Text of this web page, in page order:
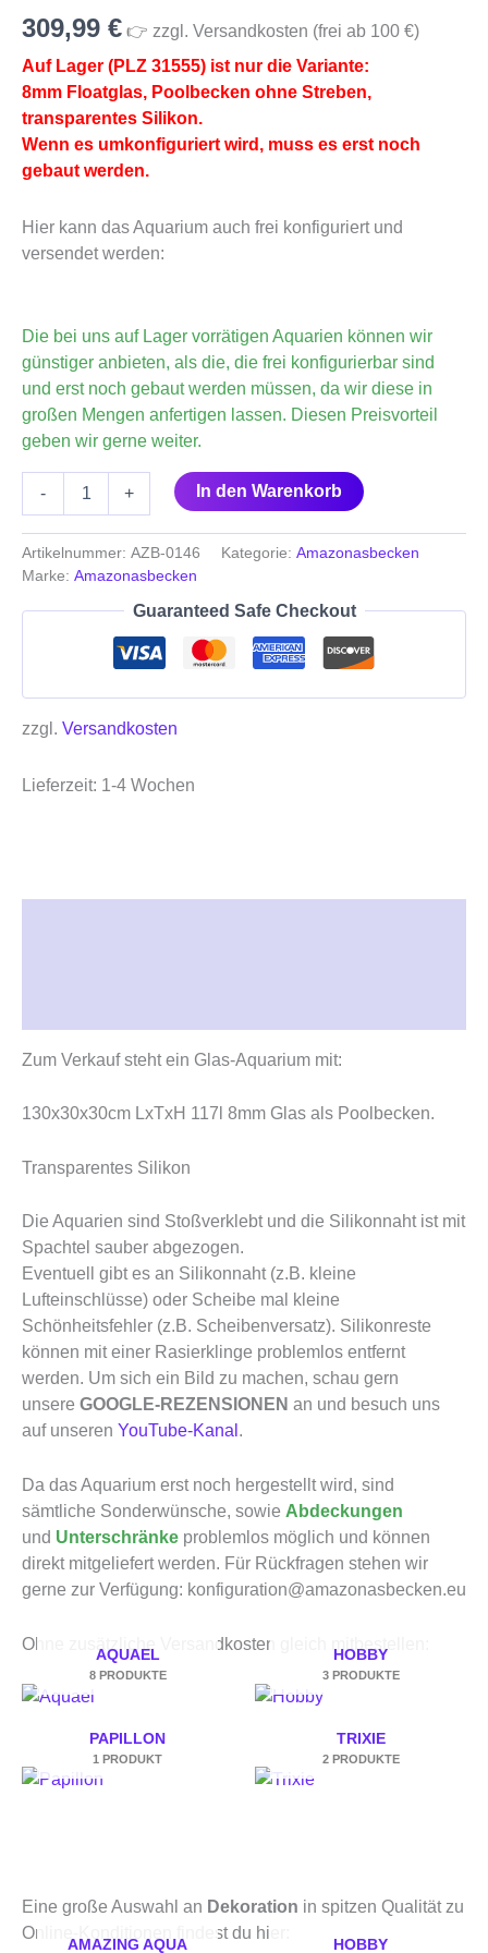
309,99 € 👉 zzgl. Versandkosten (frei ab 100 €)
Auf Lager (PLZ 31555) ist nur die Variante:
8mm Floatglas, Poolbecken ohne Streben,
transparentes Silikon.
Wenn es umkonfiguriert wird, muss es erst noch
gebaut werden.
Hier kann das Aquarium auch frei konfiguriert und
versendet werden:
Die bei uns auf Lager vorrätigen Aquarien können wir
günstiger anbieten, als die, die frei konfigurierbar sind
und erst noch gebaut werden müssen, da wir diese in
großen Mengen anfertigen lassen. Diesen Preisvorteil
geben wir gerne weiter.
-
31555)
+ In den Warenkorb
Artikelnummer: AZB-0146 Kategorie: Amazonasbecken
Marke: Amazonasbecken
Guaranteed Safe Checkout
zzgl. Versandkosten
Lieferzeit: 1-4 Wochen
Zum Verkauf steht ein Glas-Aquarium mit:
130x30x30cm LxTxH 117l 8mm Glas als Poolbecken.
Transparentes Silikon
Die Aquarien sind Stoßverklebt und die Silikonnaht ist mit
Spachtel sauber abgezogen.
Eventuell gibt es an Silikonnaht (z.B. kleine
Lufteinschlüsse) oder Scheibe mal kleine
Schönheitsfehler (z.B. Scheibenversatz). Silikonreste
können mit einer Rasierklinge problemlos entfernt
werden. Um sich ein Bild zu machen, schau gern
unsere GOOGLE-REZENSIONEN an und besuch uns
auf unseren YouTube-Kanal .
Da das Aquarium erst noch hergestellt wird, sind
sämtliche Sonderwünsche, sowie Abdeckungen
und Unterschränke problemlos möglich und können
direkt mitgeliefert werden. Für Rückfragen stehen wir
gerne zur Verfügung: konfiguration@amazonasbecken.eu
Ohne zusätzliche Versandkosten gleich mitbestellen:
AQUAEL
8 PRODUKTE
HOBBY
3 PRODUKTE
PAPILLON
1 PRODUKT
TRIXIE
2 PRODUKTE
Eine große Auswahl an Dekoration in spitzen Qualität zu
Online-Konditionen findest du hier:
AMAZING AQUA HOBBY